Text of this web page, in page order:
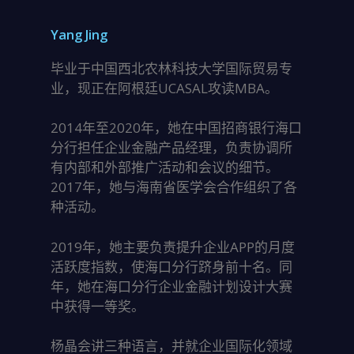
Yang Jing
毕业于中国西北农林科技大学国际贸易专
业，现正在阿根廷UCASAL攻读MBA。
2014年至2020年，她在中国招商银行海口
分行担任企业金融产品经理，负责协调所
有内部和外部推广活动和会议的细节。
2017年，她与海南省医学会合作组织了各
种活动。
2019年，她主要负责提升企业APP的月度
活跃度指数，使海口分行跻身前十名。同
年，她在海口分行企业金融计划设计大赛
中获得一等奖。
杨晶会讲三种语言，并就企业国际化领域